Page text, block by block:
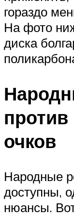
гораздо
На фото
диска
против
очков
Народные
доступны,
нюансы.